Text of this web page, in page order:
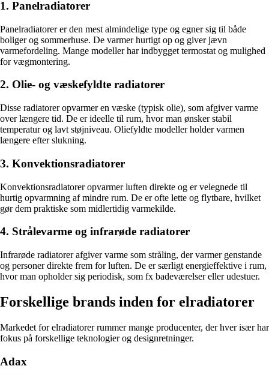
1. Panelradiatorer
Panelradiatorer er den mest almindelige type og egner sig til både
boliger og sommerhuse. De varmer hurtigt op og giver jævn
varmefordeling. Mange modeller har indbygget termostat og mulighed
for vægmontering.
2. Olie- og væskefyldte radiatorer
Disse radiatorer opvarmer en væske (typisk olie), som afgiver varme
over længere tid. De er ideelle til rum, hvor man ønsker stabil
temperatur og lavt støjniveau. Oliefyldte modeller holder varmen
længere efter slukning.
3. Konvektionsradiatorer
Konvektionsradiatorer opvarmer luften direkte og er velegnede til
hurtig opvarmning af mindre rum. De er ofte lette og flytbare, hvilket
gør dem praktiske som midlertidig varmekilde.
4. Strålevarme og infrarøde radiatorer
Infrarøde radiatorer afgiver varme som stråling, der varmer genstande
og personer direkte frem for luften. De er særligt energieffektive i rum,
hvor man opholder sig periodisk, som fx badeværelser eller udestuer.
Forskellige brands inden for elradiatorer
Markedet for elradiatorer rummer mange producenter, der hver især har
fokus på forskellige teknologier og designretninger.
Adax